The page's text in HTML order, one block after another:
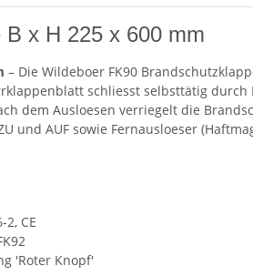
x H 225 x 600 mm
– Die Wildeboer FK90
schliesst selbsttätig
dem Ausloesen verriegelt die
und AUF sowie Fernausloeser
CE
'Roter Knopf'